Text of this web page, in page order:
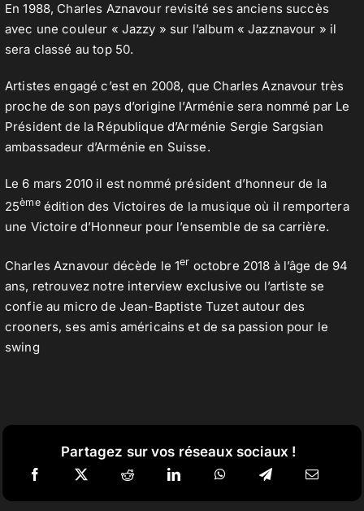
En 1988, Charles Aznavour revisité ses anciens succès
avec une couleur « Jazzy » sur l’album « Jazznavour » il
sera classé au top 50.
Artistes engagé c’est en 2008, que Charles Aznavour très
proche de son pays d’origine l’Arménie sera nommé par Le
Président de la République d’Arménie Sergie Sargsian
ambassadeur d’Arménie en Suisse.
Le 6 mars 2010 il est nommé président d’honneur de la
25èmeédition des Victoires de la musique où il remportera
une Victoire d’Honneur pour l’ensemble de sa carrière.
Charles Aznavour décède le 1er octobre 2018 à l’âge de 94
ans, retrouvez notre interview exclusive ou l’artiste se
confie au micro de Jean-Baptiste Tuzet autour des
crooners, ses amis américains et de sa passion pour le
swing
Partagez sur vos réseaux sociaux !